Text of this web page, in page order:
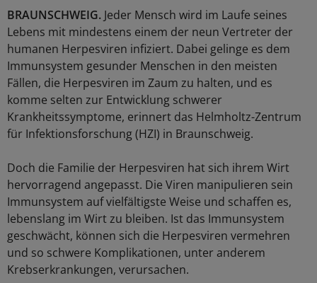
BRAUNSCHWEIG. Jeder Mensch wird im Laufe seines
Lebens mit mindestens einem der neun Vertreter der
humanen Herpesviren infiziert. Dabei gelinge es dem
Immunsystem gesunder Menschen in den meisten
Fällen, die Herpesviren im Zaum zu halten, und es
komme selten zur Entwicklung schwerer
Krankheitssymptome, erinnert das Helmholtz-Zentrum
für Infektionsforschung (HZI) in Braunschweig.
Doch die Familie der Herpesviren hat sich ihrem Wirt
hervorragend angepasst. Die Viren manipulieren sein
Immunsystem auf vielfältigste Weise und schaffen es,
lebenslang im Wirt zu bleiben. Ist das Immunsystem
geschwächt, können sich die Herpesviren vermehren
und so schwere Komplikationen, unter anderem
Krebserkrankungen, verursachen.